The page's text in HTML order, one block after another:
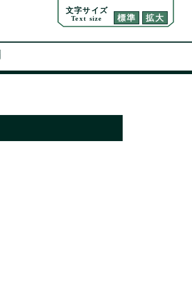
文字サイズ
Text size 標準 拡大